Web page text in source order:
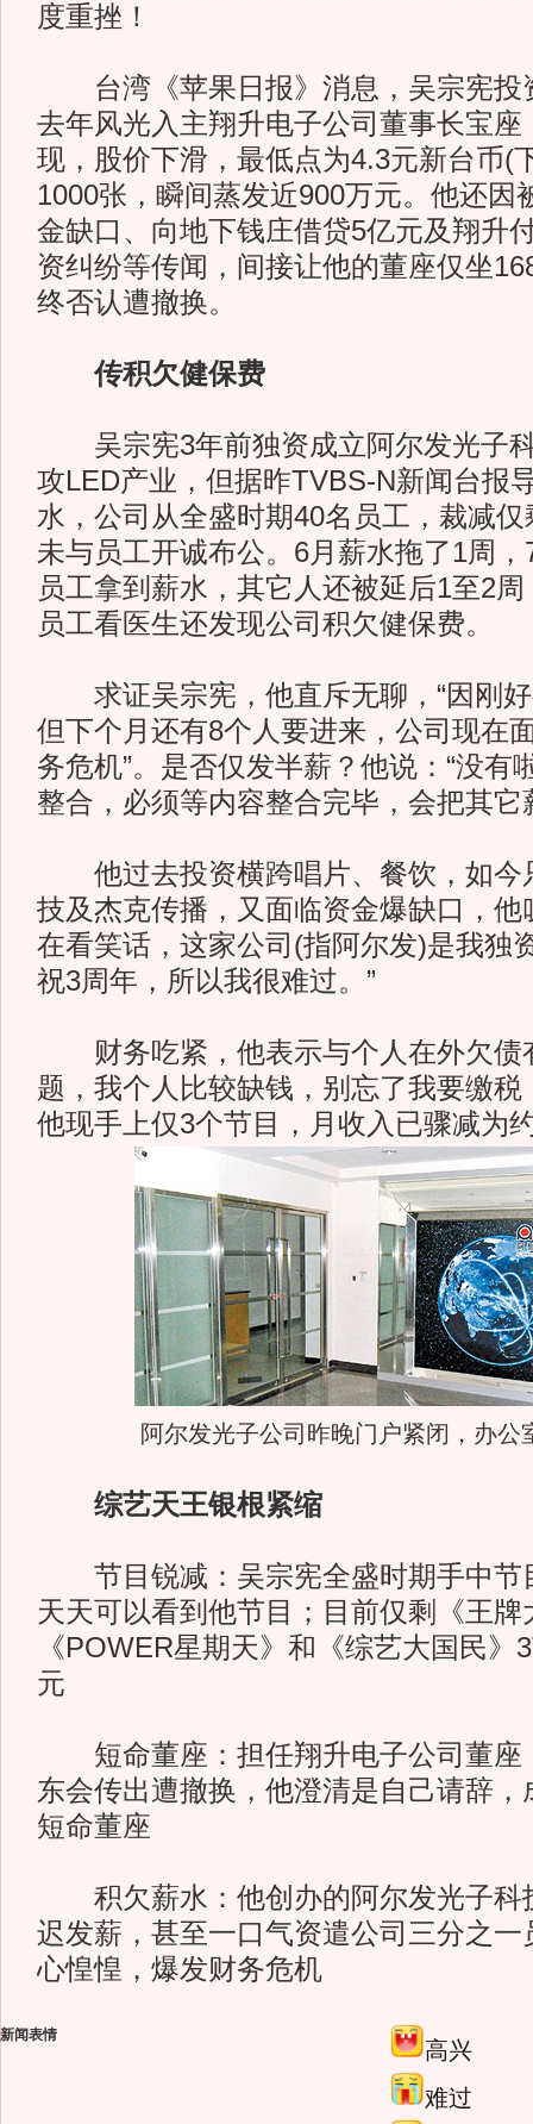
度重挫！
台湾《苹果日报》消息，吴宗宪投
去年风光入主翔升电子公司董事长宝座
现，股价下滑，最低点为4.3元新台币(
1000张，瞬间蒸发近900万元。他还因
金缺口、向地下钱庄借贷5亿元及翔升
资纠纷等传闻，间接让他的董座仅坐
终否认遭撤换。
传积欠健保费
吴宗宪3年前独资成立阿尔发光子
攻LED产业，但据昨TVBS-N新闻台报
水，公司从全盛时期40名员工，裁减
未与员工开诚布公。6月薪水拖了1周
员工拿到薪水，其它人还被延后1至2
员工看医生还发现公司积欠健保费。
求证吴宗宪，他直斥无聊，“因刚好
但下个月还有8个人要进来，公司现在
务危机”。是否仅发半薪？他说：“没有
整合，必须等内容整合完毕，会把其它
他过去投资横跨唱片、餐饮，如今
技及杰克传播，又面临资金爆缺口，他
在看笑话，这家公司(指阿尔发)是我独
祝3周年，所以我很难过。”
财务吃紧，他表示与个人在外欠债
题，我个人比较缺钱，别忘了我要缴税
他现手上仅3个节目，月收入已骤减为
阿尔发光子公司昨晚门户紧闭，办公
综艺天王银根紧缩
节目锐减：吴宗宪全盛时期手中节
天天可以看到他节目；目前仅剩《王牌
《POWER星期天》和《综艺大国民》
元
短命董座：担任翔升电子公司董座
东会传出遭撤换，他澄清是自己请辞，
短命董座
积欠薪水：他创办的阿尔发光子科
迟发薪，甚至一口气资遣公司三分之一
心惶惶，爆发财务危机
新闻表情
高兴
难过